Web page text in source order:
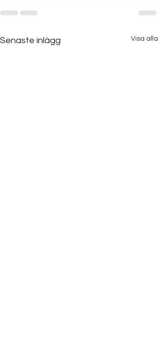
Senaste inlägg Visa alla